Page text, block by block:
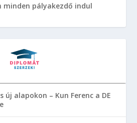
minden pályakezdő indul
alapokon – Kun Ferenc a DE